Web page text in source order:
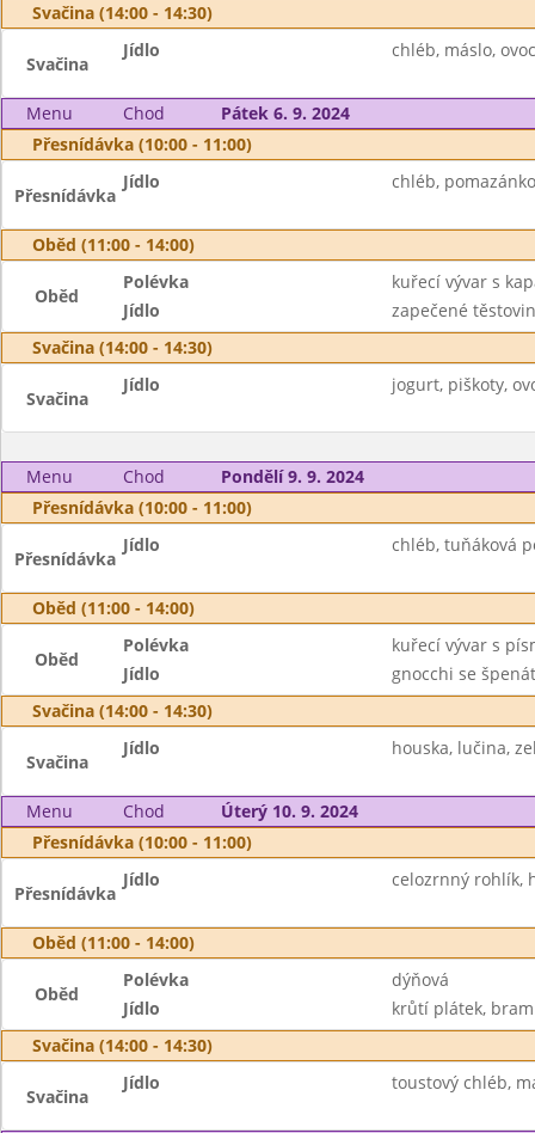
Svačina (14:00 - 14:30)
Svačina
Jídlo chléb, máslo,
Menu Chod
Pátek 6. 9. 2024
Přesnídávka (10:00 - 11:00)
Přesnídávka
Jídlo chléb,
Oběd (11:00 - 14:00)
Oběd
Polévka
kuřecí vývar s
Jídlo
zapečené
Svačina (14:00 - 14:30)
Svačina
Jídlo jogurt, piškoty,
Menu Chod
Pondělí 9. 9. 2024
Přesnídávka (10:00 - 11:00)
Přesnídávka
Jídlo chléb, tuňáková
Oběd (11:00 - 14:00)
Oběd
Polévka
kuřecí vývar s
Jídlo
gnocchi se
Svačina (14:00 - 14:30)
Svačina
Jídlo houska, lučina,
Menu Chod
Úterý 10. 9. 2024
Přesnídávka (10:00 - 11:00)
Přesnídávka
Jídlo celozrnný rohlík,
Oběd (11:00 - 14:00)
Oběd
Polévka
dýňová
Jídlo
krůtí plátek,
Svačina (14:00 - 14:30)
Svačina
Jídlo toustový chléb,